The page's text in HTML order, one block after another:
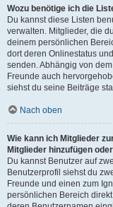
Wozu benötige ich die
Du kannst diese Listen
verwalten. Mitglieder, die
deinem persönlichen
dort deren Onlinestatus
senden. Abhängig von
Freunde auch
siehst du seine Beiträge
Nach oben
Wie kann ich Mitglieder
Mitglieder hinzufügen
Du kannst Benutzer auf
Benutzerprofil siehst du
Freunde und einen zum
persönlichen Bereich